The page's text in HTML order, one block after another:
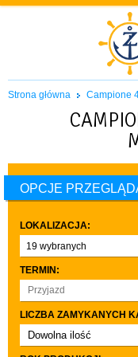
Strona główna Campione
OPCJE
LOKALIZACJA:
19 wybranych
TERMIN:
LICZBA ZAMYKANYCH
Dowolna ilość